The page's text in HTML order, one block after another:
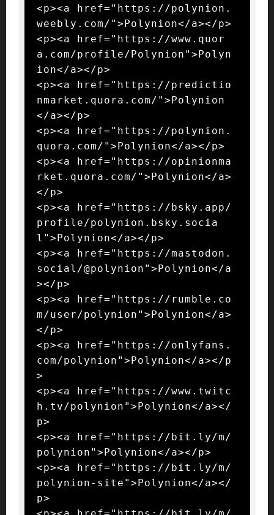
<p><a href="https://polynion.
weebly.com/">Polynion</a></p>
<p><a href="https://www.quor
a.com/profile/Polynion">Polyn
ion</a></p>
<p><a href="https://predictio
nmarket.quora.com/">Polynion
</a></p>
<p><a href="https://polynion.
quora.com/">Polynion</a></p>
<p><a href="https://opinionma
rket.quora.com/">Polynion</a>
</p>
<p><a href="https://bsky.app/
profile/polynion.bsky.socia
l">Polynion</a></p>
<p><a href="https://mastodon.
social/@polynion">Polynion</a
></p>
<p><a href="https://rumble.co
m/user/polynion">Polynion</a>
</p>
<p><a href="https://onlyfans.
com/polynion">Polynion</a></p
>
<p><a href="https://www.twitc
h.tv/polynion">Polynion</a></
p>
<p><a href="https://bit.ly/m/
polynion">Polynion</a></p>
<p><a href="https://bit.ly/m/
polynion-site">Polynion</a></
p>